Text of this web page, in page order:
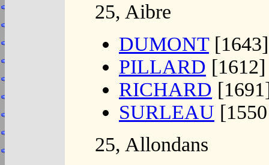
25, Aibre
DUMONT
PILLARD
RICHARD
SURLEAU
25, Allondans